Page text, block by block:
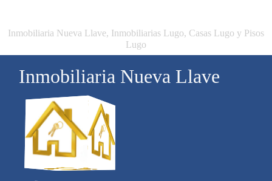
Inmobiliaria Nueva Llave, Inmobiliarias Lugo, Casas Lugo y Pisos
Lugo
Inmobiliaria Nueva Llave